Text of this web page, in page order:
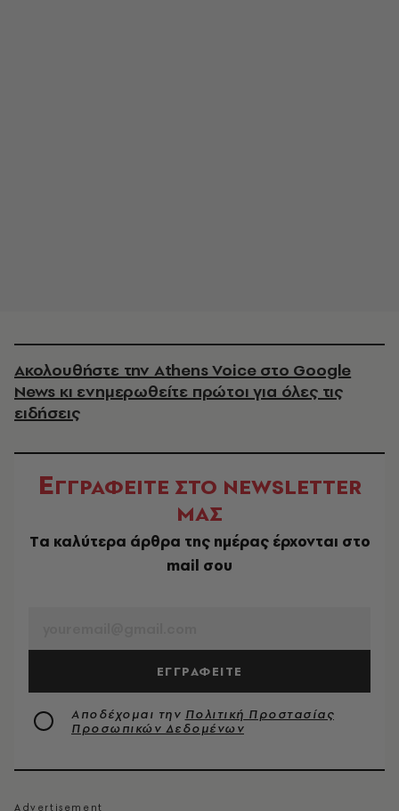
Ακολουθήστε την Athens Voice στο Google
News κι ενημερωθείτε πρώτοι για όλες τις
ειδήσεις
ΕΓΓΡΑΦΕΙΤΕ ΣΤΟ NEWSLETTER
ΜΑΣ
Tα καλύτερα άρθρα της ημέρας έρχονται στο
mail σου
ΕΓΓΡΑΦΕΙΤΕ
Αποδέχομαι την Πολιτική Προστασίας
Προσωπικών Δεδομένων